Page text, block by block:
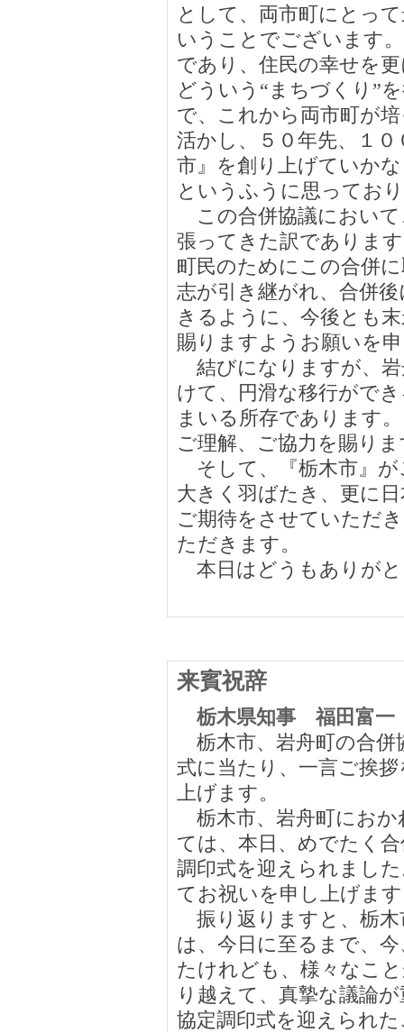
として、両市町にとっ
いうことでございます
であり、住民の幸せを
どういう“まちづくり”
で、これから両市町が
活かし、５０年先、１
市』を創り上げていか
というふうに思ってお
この合併協議において
張ってきた訳でありま
町民のためにこの合併
志が引き継がれ、合併
きるように、今後とも
賜りますようお願いを
結びになりますが、岩
けて、円滑な移行がで
まいる所存であります
ご理解、ご協力を賜り
そして、『栃木市』が
大きく羽ばたき、更に
ご期待をさせていただ
ただきます。
本日はどうもありが
来賓祝辞
栃木県知事 福田富
栃木市、岩舟町の合併
式に当たり、一言ご挨
上げます。
栃木市、岩舟町におか
ては、本日、めでたく
調印式を迎えられまし
てお祝いを申し上げま
振り返りますと、栃木
は、今日に至るまで、
たけれども、様々なこ
り越えて、真摯な議論
協定調印式を迎えられ